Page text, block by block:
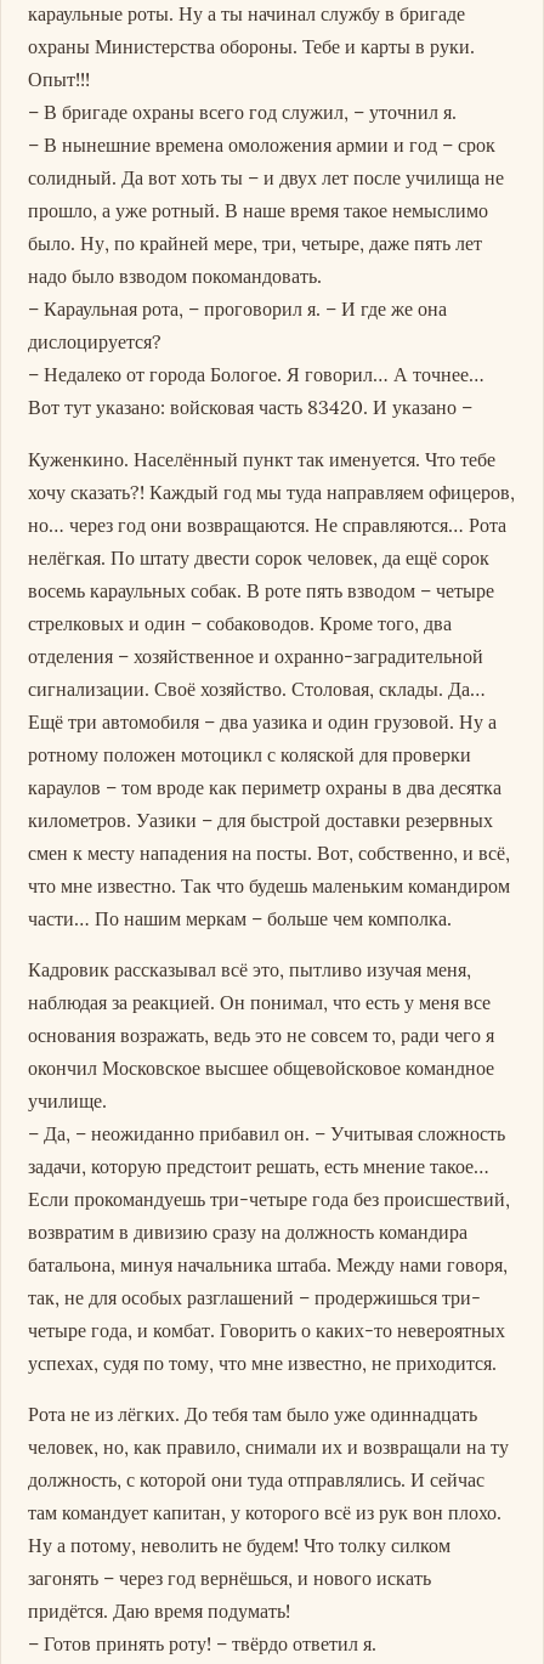
караульные роты. Ну а ты начинал службу в бригаде
охраны Министерства обороны. Тебе и карты в руки.
Опыт!!!
– В бригаде охраны всего год служил, – уточнил я.
– В нынешние времена омоложения армии и год – срок
солидный. Да вот хоть ты – и двух лет после училища не
прошло, а уже ротный. В наше время такое немыслимо
было. Ну, по крайней мере, три, четыре, даже пять лет
надо было взводом покомандовать.
– Караульная рота, – проговорил я. – И где же она
дислоцируется?
– Недалеко от города Бологое. Я говорил… А точнее…
Вот тут указано: войсковая часть 83420. И указано –
Куженкино. Населённый пункт так именуется. Что тебе
хочу сказать?! Каждый год мы туда направляем офицеров,
но… через год они возвращаются. Не справляются… Рота
нелёгкая. По штату двести сорок человек, да ещё сорок
восемь караульных собак. В роте пять взводом – четыре
стрелковых и один – собаководов. Кроме того, два
отделения – хозяйственное и охранно-заградительной
сигнализации. Своё хозяйство. Столовая, склады. Да…
Ещё три автомобиля – два уазика и один грузовой. Ну а
ротному положен мотоцикл с коляской для проверки
караулов – том вроде как периметр охраны в два десятка
километров. Уазики – для быстрой доставки резервных
смен к месту нападения на посты. Вот, собственно, и всё,
что мне известно. Так что будешь маленьким командиром
части… По нашим меркам – больше чем комполка.
Кадровик рассказывал всё это, пытливо изучая меня,
наблюдая за реакцией. Он понимал, что есть у меня все
основания возражать, ведь это не совсем то, ради чего я
окончил Московское высшее общевойсковое командное
училище.
– Да, – неожиданно прибавил он. – Учитывая сложность
задачи, которую предстоит решать, есть мнение такое…
Если прокомандуешь три-четыре года без происшествий,
возвратим в дивизию сразу на должность командира
батальона, минуя начальника штаба. Между нами говоря,
так, не для особых разглашений – продержишься три-
четыре года, и комбат. Говорить о каких-то невероятных
успехах, судя по тому, что мне известно, не приходится.
Рота не из лёгких. До тебя там было уже одиннадцать
человек, но, как правило, снимали их и возвращали на ту
должность, с которой они туда отправлялись. И сейчас
там командует капитан, у которого всё из рук вон плохо.
Ну а потому, неволить не будем! Что толку силком
загонять – через год вернёшься, и нового искать
придётся. Даю время подумать!
– Готов принять роту! – твёрдо ответил я.